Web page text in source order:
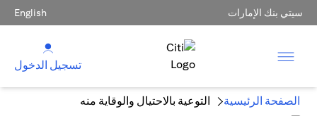
سيتي بنك الإمارات English
تسجيل الدخول
الصفحة الرئيسية التوعية بالاحتيال والوقاية منه